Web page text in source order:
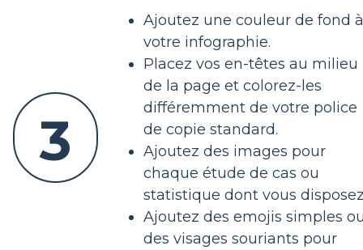
3
Ajoutez une couleur de fond à
votre infographie.
Placez vos en-têtes au milieu
de la page et colorez-les
différemment de votre police
de copie standard.
Ajoutez des images pour
chaque étude de cas ou
statistique dont vous
Ajoutez des emojis simples
des visages souriants pour